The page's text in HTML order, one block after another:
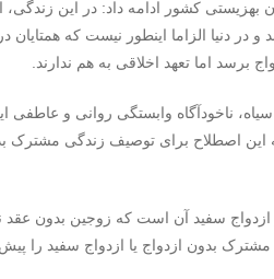
کشور ادامه داد: در این زندگی،
در دنیا الزاما اینطور نیست که
اما تعهد اخلاقی به هم ندارند.
ناخودآگاه وابستگی روانی و عاطفی
اصطلاح برای توصیف زندگی مشترک
سفید آن است که زوجین بدون عقد
بدون ازدواج یا ازدواج سفید را